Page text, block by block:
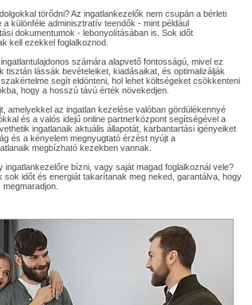
törődni? Az ingatlankezelők nem csupán a bérleti
különféle adminisztratív teendők - mint például
dokumentumok - lebonyolításában is. Sok időt
kell ezekkel foglalkoznod.
számára alapvető fontosságú, mivel ez
tisztán lássák bevételeiket, kiadásaikat, és optimalizálják
segít eldönteni, hol lehet költségeket csökkenteni
hogy a hosszú távú érték növekedjen.
amelyekkel az ingatlan kezelése valóban gördülékennyé
és a valós idejű online partnerközpont segítségével a
ingatlanaik aktuális állapotát, karbantartási igényeiket
és a kényelem megnyugtató érzést nyújt a
megbízható kezekben vannak.
ingatlankezelőre bízni, vagy saját magad foglalkoznál vele?
sok időt és energiát takarítanak meg neked, garantálva, hogy